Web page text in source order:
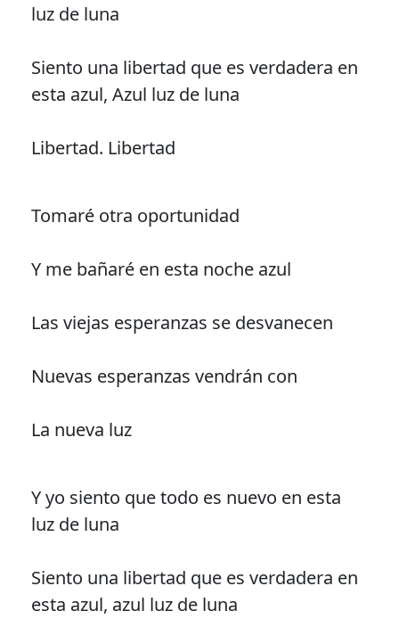
luz de luna
Siento una libertad que es verdadera en
esta azul, Azul luz de luna
Libertad. Libertad
Tomaré otra oportunidad
Y me bañaré en esta noche azul
Las viejas esperanzas se desvanecen
Nuevas esperanzas vendrán con
La nueva luz
Y yo siento que todo es nuevo en esta
luz de luna
Siento una libertad que es verdadera en
esta azul, azul luz de luna